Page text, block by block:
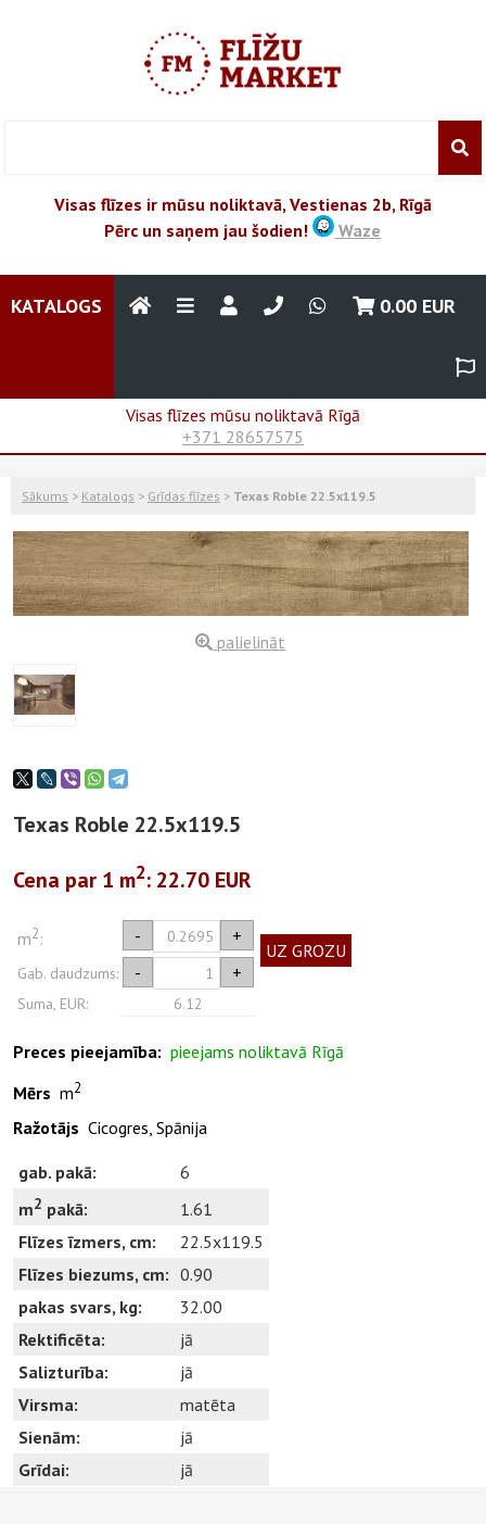
Visas flīzes ir mūsu noliktavā, Vestienas 2b, Rīgā
Pērc un saņem jau šodien!
Waze
KATALOGS 0.00 EUR
Visas flīzes mūsu noliktavā Rīgā
+371 28657575
Sākums > Katalogs > Grīdas flīzes > Texas Roble 22.5x119.5
palielināt
Texas Roble 22.5x119.5
Cena par 1 m2: 22.70 EUR
m2: - +
Gab. daudzums: - +
Suma, EUR: 6.12
UZ GROZU
Preces pieejamība: pieejams noliktavā Rīgā
Mērs m2
Ražotājs Cicogres, Spānija
gab. pakā:
6
m2 pakā:
1.61
Flīzes īzmers, cm:
22.5x119.5
Flīzes biezums, cm: 0.90
pakas svars, kg:
32.00
Rektificēta:
jā
Salizturība:
jā
Virsma:
matēta
Sienām:
jā
Grīdai:
jā